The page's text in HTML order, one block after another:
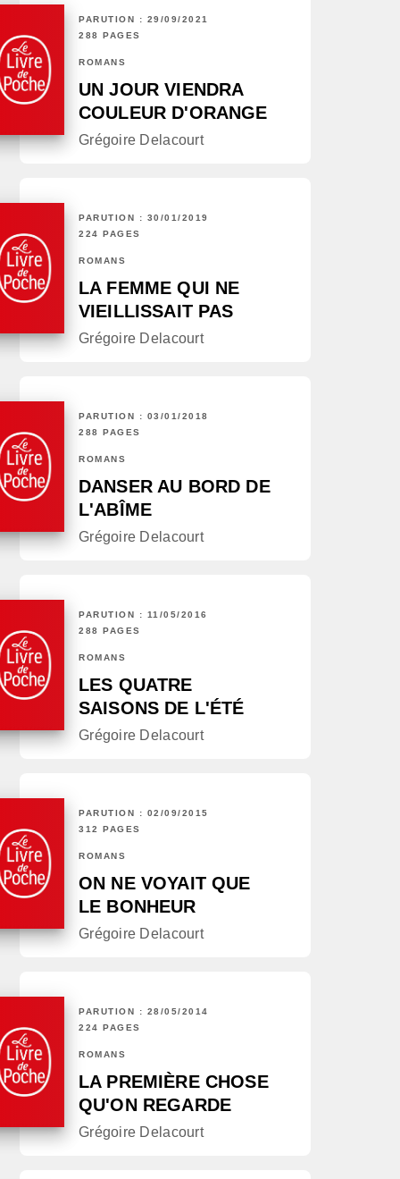
PARUTION : 29/09/2021
288 PAGES
ROMANS
UN JOUR VIENDRA
COULEUR D'ORANGE
Grégoire Delacourt
PARUTION : 30/01/2019
224 PAGES
ROMANS
LA FEMME QUI NE
VIEILLISSAIT PAS
Grégoire Delacourt
PARUTION : 03/01/2018
288 PAGES
ROMANS
DANSER AU BORD DE
L'ABÎME
Grégoire Delacourt
PARUTION : 11/05/2016
288 PAGES
ROMANS
LES QUATRE
SAISONS DE L'ÉTÉ
Grégoire Delacourt
PARUTION : 02/09/2015
312 PAGES
ROMANS
ON NE VOYAIT QUE
LE BONHEUR
Grégoire Delacourt
PARUTION : 28/05/2014
224 PAGES
ROMANS
LA PREMIÈRE CHOSE
QU'ON REGARDE
Grégoire Delacourt